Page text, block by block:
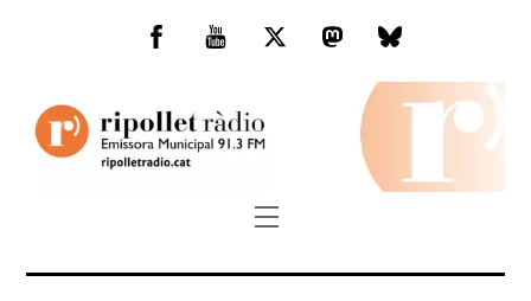
Facebook
You
TwitterMastodonBluesky
Menu